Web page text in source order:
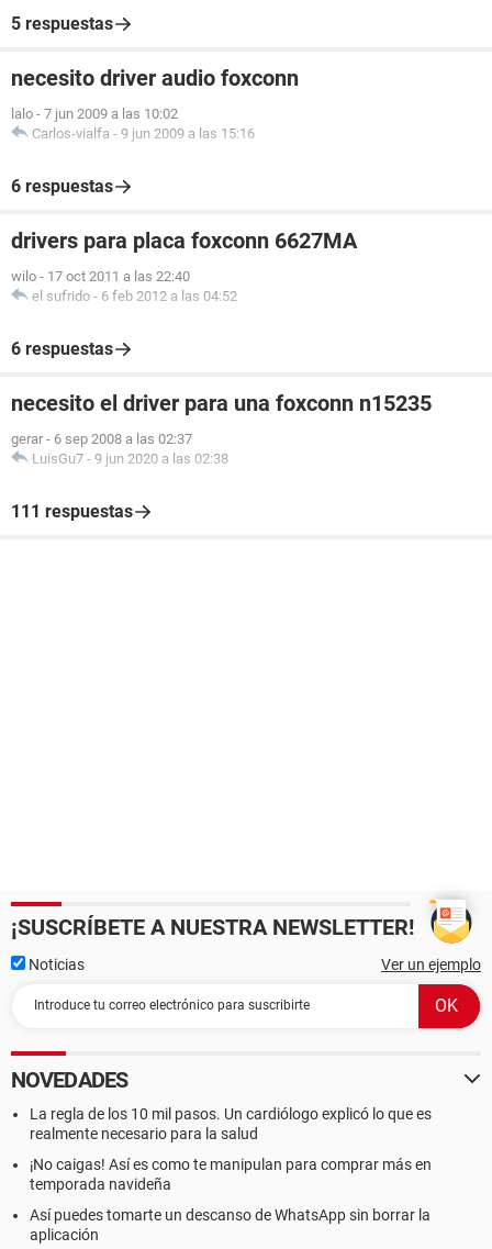
5 respuestas
necesito driver audio foxconn
lalo - 7 jun 2009 a las 10:02
Carlos-vialfa - 9 jun 2009 a las 15:16
6 respuestas
drivers para placa foxconn 6627MA
wilo - 17 oct 2011 a las 22:40
el sufrido - 6 feb 2012 a las 04:52
6 respuestas
necesito el driver para una foxconn n15235
gerar - 6 sep 2008 a las 02:37
LuisGu7 - 9 jun 2020 a las 02:38
111 respuestas
¡SUSCRÍBETE A NUESTRA NEWSLETTER!
Noticias Ver un ejemplo
NOVEDADES
La regla de los 10 mil pasos. Un cardiólogo explicó lo que es
realmente necesario para la salud
¡No caigas! Así es como te manipulan para comprar más en
temporada navideña
Así puedes tomarte un descanso de WhatsApp sin borrar la
aplicación